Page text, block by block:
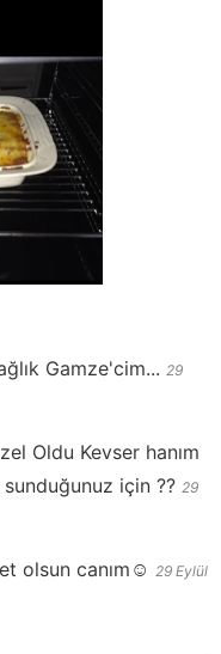
Gamze'cim... 29
Oldu Kevser hanım
için ?? 29
olsun canım☺️ 29 Eylül